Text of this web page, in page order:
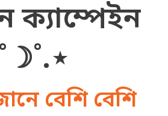
ক্যাম্পেইন
˚☽˚.⋆
বেশি বেশি